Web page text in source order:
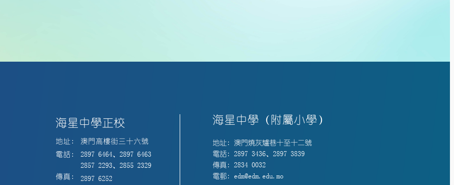
海星中學正校
地址:
澳門高樓街三十六號
電話:
2897 6464、2897 6463
2857 2293、2855 2329
傳真:
2897 6252
海星中學（附屬小學）
地址: 澳門燒灰爐巷十至十二號
電話: 2897 3436、2897 3839
傳真: 2834 0032
電郵: edm@edm.edu.mo